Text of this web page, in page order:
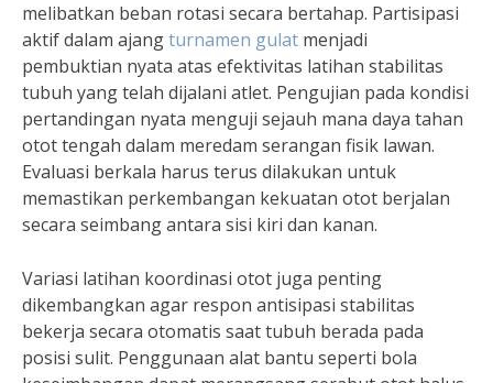
melibatkan beban rotasi secara bertahap. Partisipasi
aktif dalam ajangturnamen gulat menjadi
pembuktian nyata atas efektivitas latihan stabilitas
tubuh yang telah dijalani atlet. Pengujian pada kondisi
pertandingan nyata menguji sejauh mana daya tahan
otot tengah dalam meredam serangan fisik lawan.
Evaluasi berkala harus terus dilakukan untuk
memastikan perkembangan kekuatan otot berjalan
secara seimbang antara sisi kiri dan kanan.
Variasi latihan koordinasi otot juga penting
dikembangkan agar respon antisipasi stabilitas
bekerja secara otomatis saat tubuh berada pada
posisi sulit. Penggunaan alat bantu seperti bola